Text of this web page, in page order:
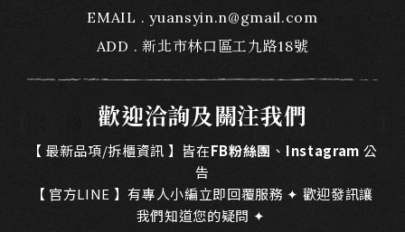
EMAIL
yuansyin.n@gmail.com
ADD
新北市林口區工九路18號
歡迎洽詢及關注我們
【 最新品項/拆櫃資訊 】皆在FB粉絲團 、 Instagram 公
告
【 官方LINE 】有專人小編立即回覆服務 ✦ 歡迎發訊讓
我們知道您的疑問 ✦